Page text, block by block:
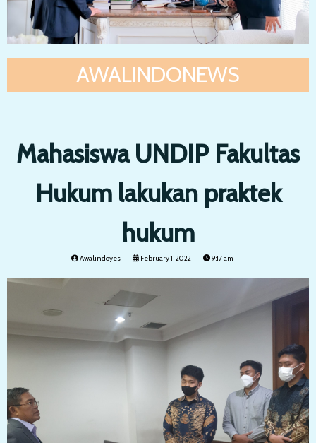
AWALINDONEWS
Mahasiswa UNDIP Fakultas
Hukum lakukan praktek
hukum
Awalindoyes February 1, 2022 9:17 am